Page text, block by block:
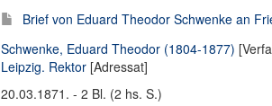
Brief von Eduard Theodor Schwenke an
Schwenke, Eduard Theodor (1804-1877)
Leipzig. Rektor [Adressat]
20.03.1871. - 2 Bl. (2 hs. S.)